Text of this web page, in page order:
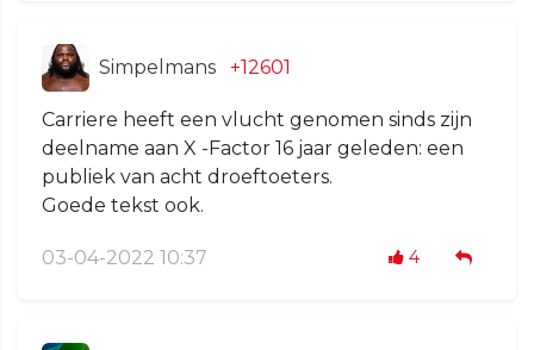
Simpelmans +12601
Carriere heeft een vlucht genomen sinds zijn
deelname aan X -Factor 16 jaar geleden: een
publiek van acht droeftoeters.
Goede tekst ook.
03-04-2022 10:37 4